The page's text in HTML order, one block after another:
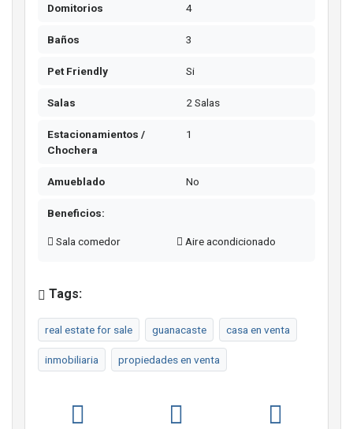
Domitorios 4
Baños 3
Pet Friendly Si
Salas 2 Salas
Estacionamientos /
Chochera
1
Amueblado No
Beneficios:
Sala comedor Aire acondicionado
Tags:
real estate for sale guanacaste casa en venta
inmobiliaria propiedades en venta